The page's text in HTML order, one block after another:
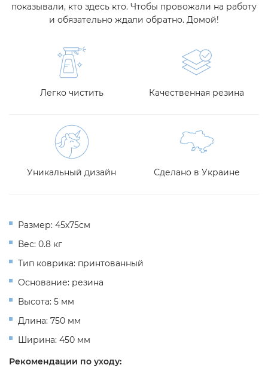
показывали, кто здесь кто. Чтобы провожали на работу
и обязательно ждали обратно. Домой!
Легко чистить Качественная резина
Уникальный дизайн Сделано в Украине
Размер: 45х75см
Вес: 0.8 кг
Тип коврика: принтованный
Основание: резина
Высота: 5 мм
Длина: 750 мм
Ширина: 450 мм
Рекомендации по уходу: